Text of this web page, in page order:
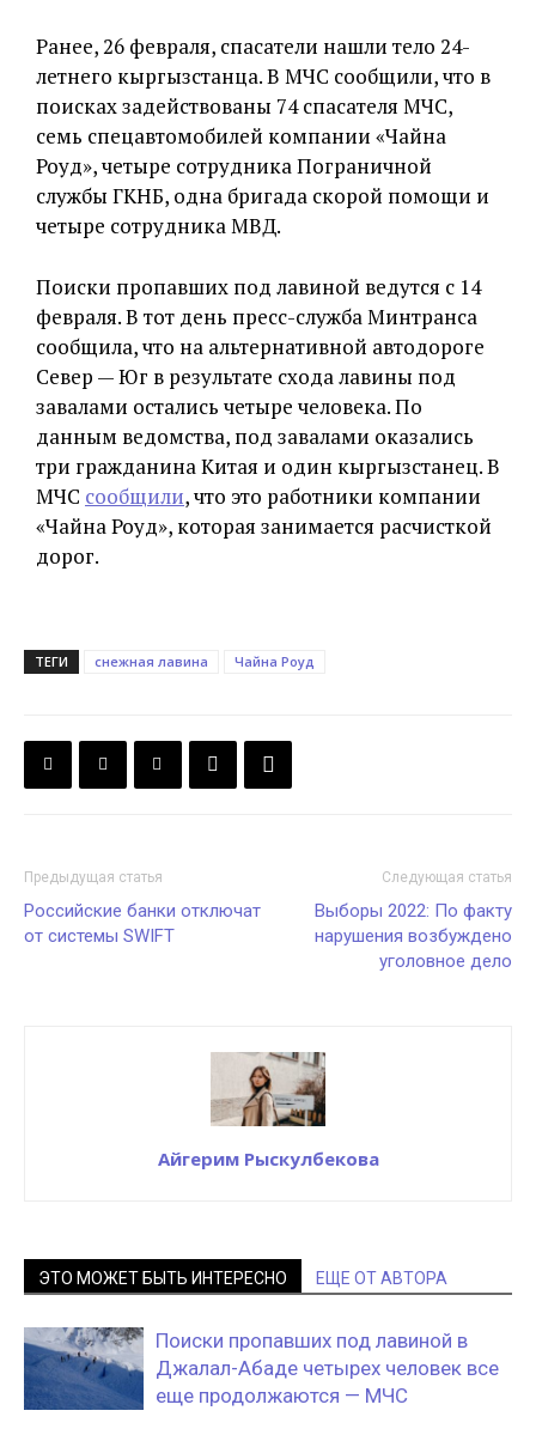
Ранее, 26 февраля, спасатели нашли тело 24-
летнего кыргызстанца. В МЧС сообщили, что в
поисках задействованы 74 спасателя МЧС,
семь спецавтомобилей компании «Чайна
Роуд», четыре сотрудника Пограничной
службы ГКНБ, одна бригада скорой помощи и
четыре сотрудника МВД.
Поиски пропавших под лавиной ведутся с 14
февраля. В тот день пресс-служба Минтранса
сообщила, что на альтернативной автодороге
Север — Юг в результате схода лавины под
завалами остались четыре человека. По
данным ведомства, под завалами оказались
три гражданина Китая и один кыргызстанец. В
МЧС сообщили, что это работники компании
«Чайна Роуд», которая занимается расчисткой
дорог.
ТЕГИ снежная лавина Чайна Роуд
Предыдущая статья
Российские банки отключат
от системы SWIFT
Следующая статья
Выборы 2022: По факту
нарушения возбуждено
уголовное дело
Айгерим Рыскулбекова
ЭТО МОЖЕТ БЫТЬ ИНТЕРЕСНО ЕЩЕ ОТ АВТОРА
Поиски пропавших под лавиной в
Джалал-Абаде четырех человек все
еще продолжаются — МЧС